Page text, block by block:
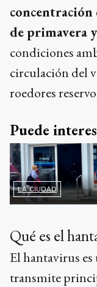
concentración
de primavera
condiciones
circulación del
roedores
Puede
LA CIUDAD
Qué es el
El hantavirus es
transmite